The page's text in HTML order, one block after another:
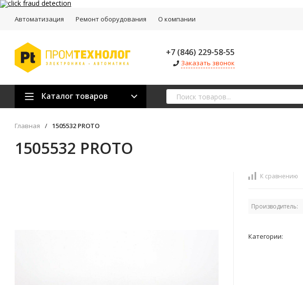
Автоматизация Ремонт оборудования О компании
+7 (846) 229-58-55
Заказать звонок
Каталог товаров
Главная / 1505532 PROTO
1505532 PROTO
К сравнению
Производитель:
Категории: